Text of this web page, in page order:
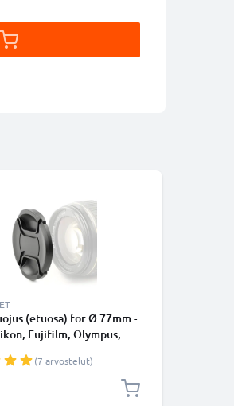
(etuosa) for Ø 77mm -
Fujifilm, Olympus,
/ Central Pinch
(7 arvostelut)